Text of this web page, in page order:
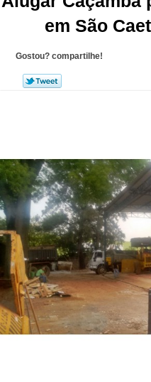
em São
Gostou? compartilhe!